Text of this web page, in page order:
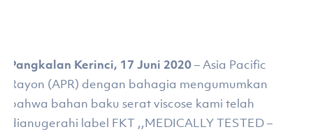
Pangkalan Kerinci, 17 Juni 2020– Asia Pacific
Rayon (APR) dengan bahagia mengumumkan
bahwa bahan baku serat viscose kami telah
dianugerahi label FKT ,,MEDICALLY TESTED –